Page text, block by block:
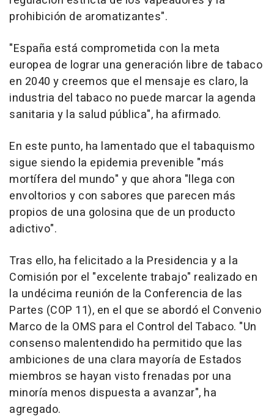
prohibición de aromatizantes".
"España está comprometida con la meta
europea de lograr una generación libre de tabaco
en 2040 y creemos que el mensaje es claro, la
industria del tabaco no puede marcar la agenda
sanitaria y la salud pública", ha afirmado.
En este punto, ha lamentado que el tabaquismo
sigue siendo la epidemia prevenible "más
mortífera del mundo" y que ahora "llega con
envoltorios y con sabores que parecen más
propios de una golosina que de un producto
adictivo".
Tras ello, ha felicitado a la Presidencia y a la
Comisión por el "excelente trabajo" realizado en
la undécima reunión de la Conferencia de las
Partes (COP 11), en el que se abordó el Convenio
Marco de la OMS para el Control del Tabaco. "Un
consenso malentendido ha permitido que las
ambiciones de una clara mayoría de Estados
miembros se hayan visto frenadas por una
minoría menos dispuesta a avanzar", ha
agregado.